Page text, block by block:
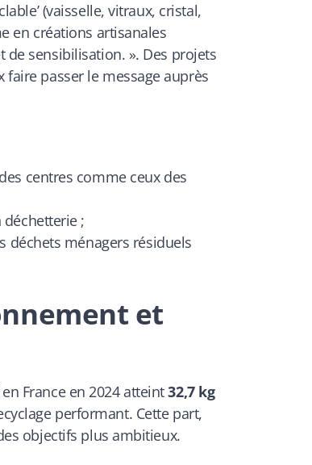
(vaisselle, vitraux, cristal,
en créations artisanales
sensibilisation. ». Des projets
passer le message auprès
centres comme ceux des
;
déchets ménagers résiduels
et
France en 2024 atteint32,7 kg
performant. Cette part,
objectifs plus ambitieux.